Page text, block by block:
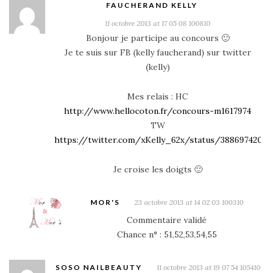
FAUCHERAND KELLY
11 octobre 2013 at 17 05 08 100810
Bonjour je participe au concours 🙂
Je te suis sur FB (kelly faucherand) sur twitter
(kelly)
Mes relais : HC
http://www.hellocoton.fr/concours-m1617974
TW
https://twitter.com/xKelly_62x/status/
Je croise les doigts 🙂
MOR'S 23 octobre 2013 at 14 02 03 100310
Commentaire validé
Chance n° : 51,52,53,54,55
SOSO NAILBEAUTY 11 octobre 2013 at 19 07 54 105410